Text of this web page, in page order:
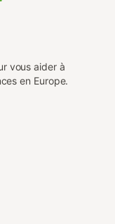
vous aider à
en Europe.